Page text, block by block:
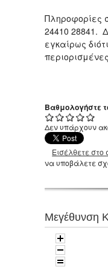
Πληροφορίες
24410 28841.
εγκαίρως
Βαθμολογήστε
Δεν υπάρχουν
Εισέλθετε στο
να υποβάλετε
Μεγέθυνση